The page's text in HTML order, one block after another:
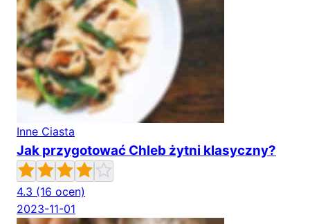
Inne Ciasta
Jak przygotować Chleb żytni klasyczny?
4.3 (16 ocen)
2023-11-01